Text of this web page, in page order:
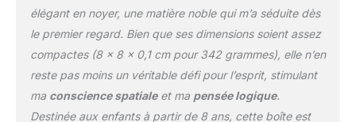
élégant en noyer, une matière noble qui m’a séduite dès
le premier regard. Bien que ses dimensions soient assez
compactes (8 x 8 x 0,1 cm pour 342 grammes), elle n’en
reste pas moins un véritable défi pour l’esprit, stimulant
ma conscience spatialeet ma pensée logique.
Destinée aux enfants à partir de 8 ans, cette boîte est